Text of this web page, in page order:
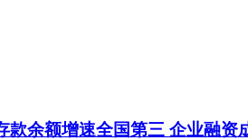
款余额增速全国第三 企业融资